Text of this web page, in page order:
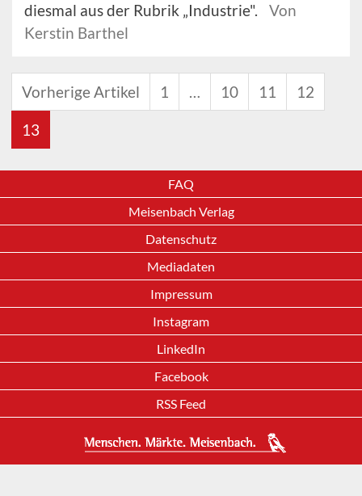
diesmal aus der Rubrik „Industrie".
Von
Kerstin Barthel
Vorherige Artikel 1 … 10 11 12
13
FAQ
Meisenbach Verlag
Datenschutz
Mediadaten
Impressum
Instagram
LinkedIn
Facebook
RSS Feed